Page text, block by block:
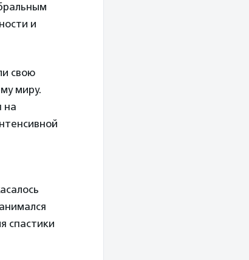
и
свою
миру.
на
спастики